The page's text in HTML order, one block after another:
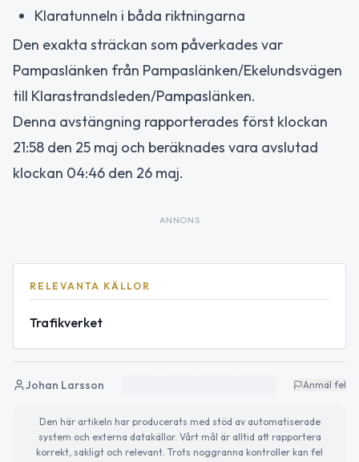
Klaratunneln i båda riktningarna
Den exakta sträckan som påverkades var
Pampaslänken från Pampaslänken/Ekelundsvägen
till Klarastrandsleden/Pampaslänken.
Denna avstängning rapporterades först klockan
21:58 den 25 maj och beräknades vara avslutad
klockan 04:46 den 26 maj.
ANNONS
RELEVANTA KÄLLOR
Trafikverket
Johan Larsson Anmäl fel
Den här artikeln har producerats med stöd av automatiserade
system och externa datakällor. Vårt mål är alltid att rapportera
korrekt, sakligt och relevant. Trots noggranna kontroller kan fel